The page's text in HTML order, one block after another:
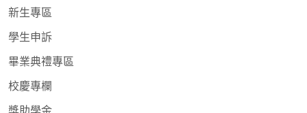
新生專區
學生申訴
畢業典禮專區
校慶專欄
獎助學金